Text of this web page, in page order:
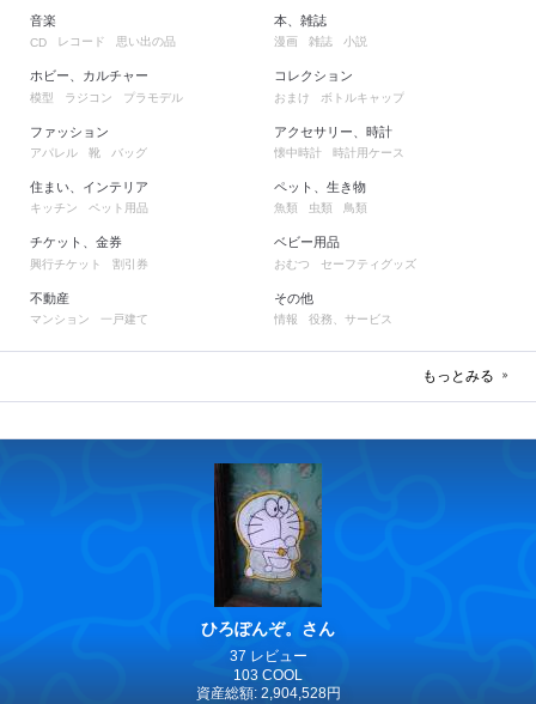
音楽
CD レコード 思い出の品
ホビー、カルチャー
模型 ラジコン プラモデル
ファッション
アパレル 靴 バッグ
住まい、インテリア
キッチン ペット用品
チケット、金券
興行チケット 割引券
不動産
マンション 一戸建て
本、雑誌
漫画 雑誌 小説
コレクション
おまけ ボトルキャップ
アクセサリー、時計
懐中時計 時計用ケース
ペット、生き物
魚類 虫類 鳥類
ベビー用品
おむつ セーフティグッズ
その他
情報 役務、サービス
もっとみる
ひろぽんぞ。さん
37 レビュー
103 COOL
資産総額: 2,904,528円